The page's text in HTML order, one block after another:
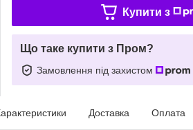
Купити з
Що таке купити з Пром?
Замовлення під захистом
Доставка Оплата